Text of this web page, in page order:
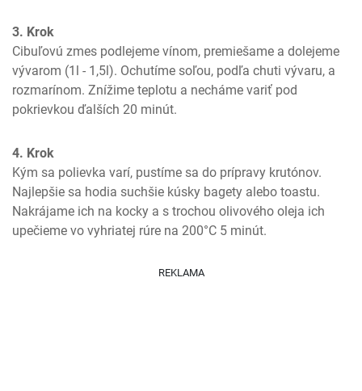
3. Krok
Cibuľovú zmes podlejeme vínom, premiešame a dolejeme
vývarom (1l - 1,5l). Ochutíme soľou, podľa chuti vývaru, a
rozmarínom. Znížime teplotu a necháme variť pod
pokrievkou ďalších 20 minút.
4. Krok
Kým sa polievka varí, pustíme sa do prípravy krutónov.
Najlepšie sa hodia suchšie kúsky bagety alebo toastu.
Nakrájame ich na kocky a s trochou olivového oleja ich
upečieme vo vyhriatej rúre na 200°C 5 minút.
REKLAMA